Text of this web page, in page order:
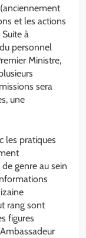
et les actions
à
personnel
Ministre,
sera
une
les pratiques
genre au sein
rang sont
figures